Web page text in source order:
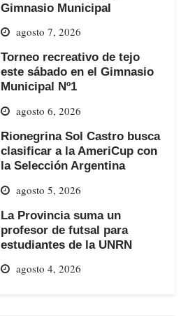
Gimnasio Municipal
agosto 7, 2026
Torneo recreativo de tejo
este sábado en el Gimnasio
Municipal Nº1
agosto 6, 2026
Rionegrina Sol Castro busca
clasificar a la AmeriCup con
la Selección Argentina
agosto 5, 2026
La Provincia suma un
profesor de futsal para
estudiantes de la UNRN
agosto 4, 2026